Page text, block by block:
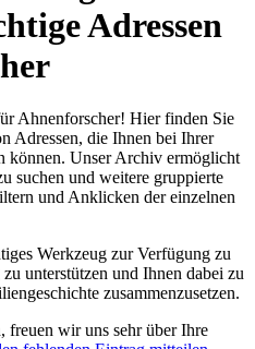
Adressen
Ahnenforscher! Hier finden Sie
Adressen, die Ihnen bei Ihrer
können. Unser Archiv ermöglicht
suchen und weitere gruppierte
und Anklicken der einzelnen
Werkzeug zur Verfügung zu
unterstützen und Ihnen dabei zu
zusammenzusetzen.
freuen wir uns sehr über Ihre